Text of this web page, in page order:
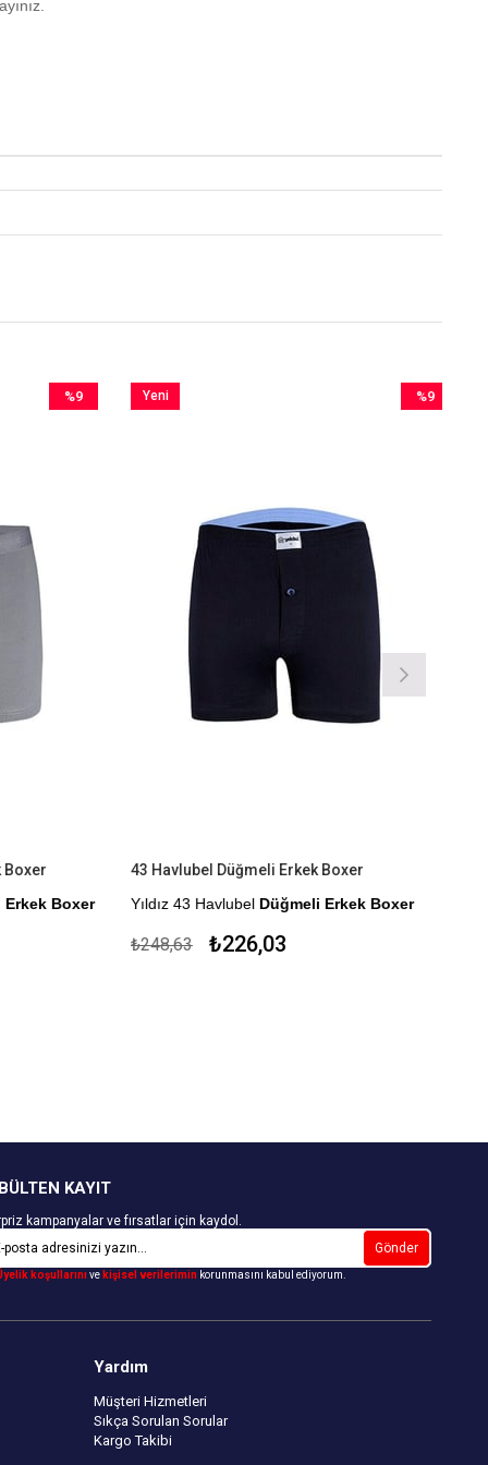
Boxer
%9
43 Havlubel Düğmeli Erkek Boxer
Yıldız 43 HavlubelDüğmeli Erkek Boxer
%100 Pamuk₺226,03
₺248,63
%9
Yeni
KAYIT
kampanyalar ve fırsatlar için kaydol.
Gönder
koşullarınıve kişisel verileriminkorunmasını kabul ediyorum.
Yardım
Müşteri Hizmetleri
Sıkça Sorulan Sorular
Kargo Takibi